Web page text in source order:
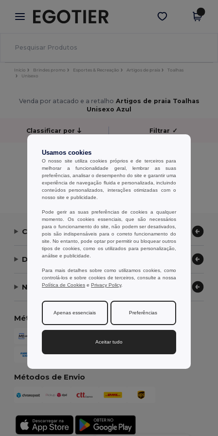
× App Egotier
Melhores preços na app!
Obter app
Início Brindes promo Esportes & Recreação Artigos de praia
Toalhas
Unisexo
Venda por atacado e a retalho Artigos de praia Toalhas
Unisexo Azul
Classificar por Filtrar ✓
Sem resultados.
Sem resultados.
Exibindo Todos Os Produtos.
Contate-nos
Deixe-nos ajudar
Nossa Empresa
Métodos de Pagamento
Métodos de Envio
Usamos cookies
O nosso site utiliza cookies próprios e de terceiros para
melhorar a funcionalidade geral, lembrar as suas
preferências, analisar o desempenho do site e garantir uma
experiência de navegação fluida e personalizada, incluindo
conteúdos personalizados, interações otimizadas com o
nosso site e publicidade.
Pode gerir as suas preferências de cookies a qualquer
momento. Os cookies essenciais, que são necessários
para o funcionamento do site, não podem ser desativados,
pois são indispensáveis para o correto funcionamento do
site. No entanto, pode optar por permitir ou bloquear outros
tipos de cookies, como os utilizados para personalização,
análise e publicidade.
Para mais detalhes sobre como utilizamos cookies, como
controlá-los e sobre cookies de terceiros, consulte a nossa
Política de Cookies e Privacy Policy.
Apenas essenciais Preferências
Aceitar tudo